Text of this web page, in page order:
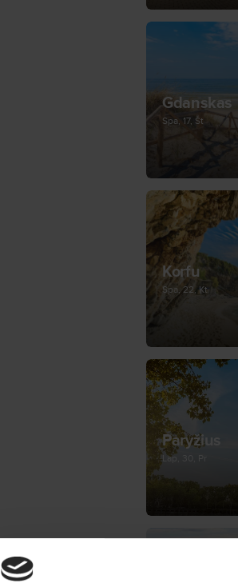
Gdanskas
Spa, 17, Št
Korfu
Spa, 22, Kt
Paryžius
Lap, 30, Pr